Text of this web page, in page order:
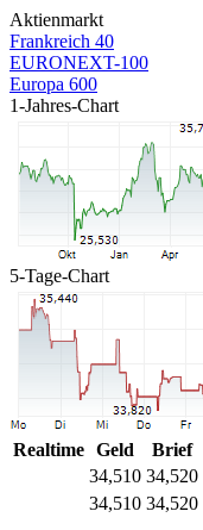
Aktienmarkt
Frankreich 40
EURONEXT-100
Europa 600
1-Jahres-Chart
5-Tage-Chart
Realtime Geld Brief
34,510 34,520
34,510 34,520